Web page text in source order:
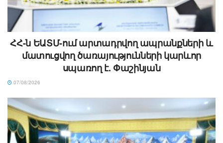
ՀՀ-ն ԵԱՏՄ-ում արտադրվող ապրանքների և
մատուցվող ծառայությունների կարևոր
սպառող է. Փաշինյան
07/08/2026